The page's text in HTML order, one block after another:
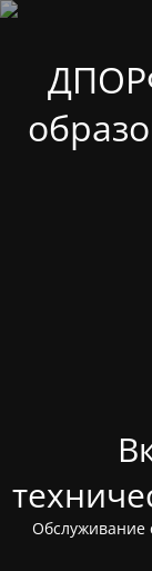
Обслуживание